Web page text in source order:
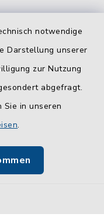
notwendige
Darstellung unserer
zur Nutzung
abgefragt.
in unseren
.